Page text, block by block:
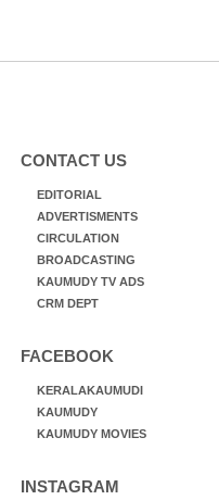
CONTACT US
EDITORIAL
ADVERTISMENTS
CIRCULATION
BROADCASTING
KAUMUDY TV ADS
CRM DEPT
FACEBOOK
KERALAKAUMUDI
KAUMUDY
KAUMUDY MOVIES
INSTAGRAM